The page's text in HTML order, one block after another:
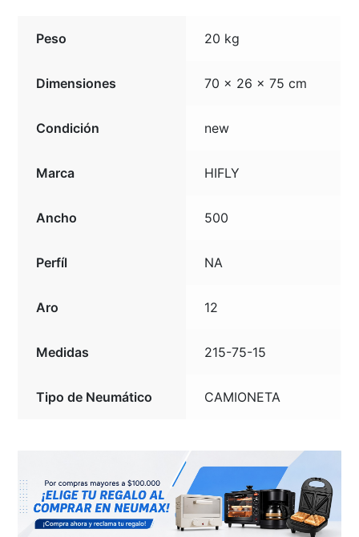
Peso 20 kg
Dimensiones 70 × 26 × 75 cm
Condición new
Marca HIFLY
Ancho 500
Perfíl NA
Aro 12
Medidas 215-75-15
Tipo de Neumático CAMIONETA